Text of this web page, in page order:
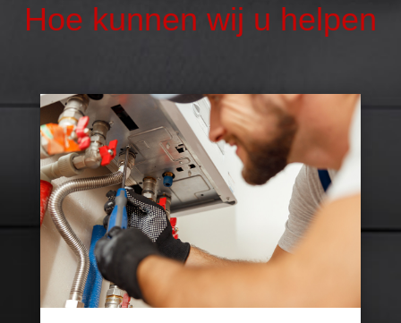
Hoe kunnen wij u helpen